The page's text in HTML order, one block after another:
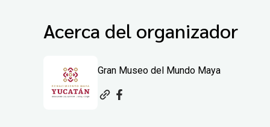
Acerca del organizador
Gran Museo del Mundo Maya